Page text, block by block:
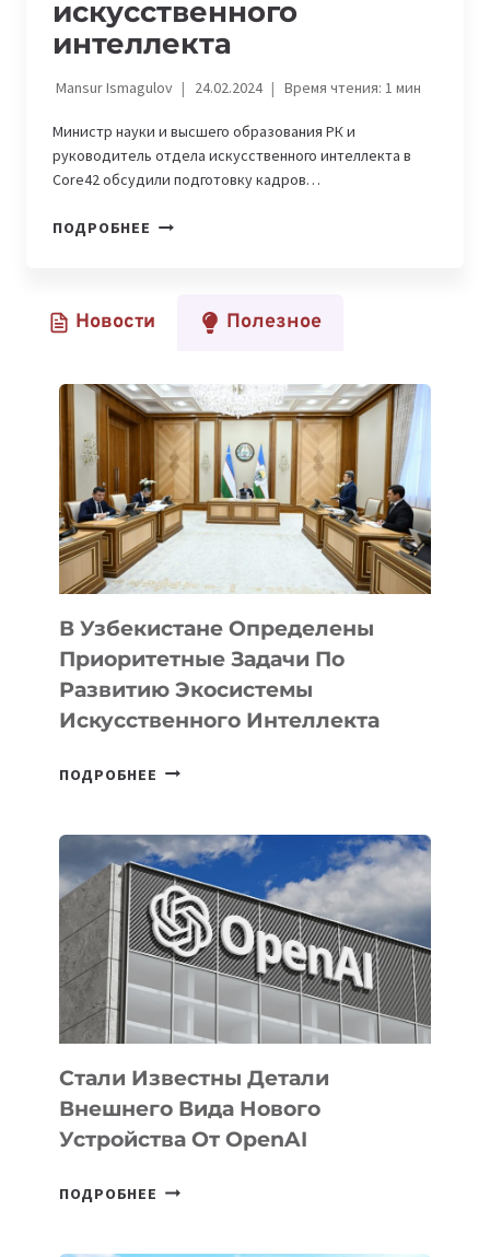
искусственного
интеллекта
Mansur Ismagulov 24.02.2024 Время чтения: 1мин
Министр науки и высшего образования РК и
руководитель отдела искусственного интеллекта в
Core42 обсудили подготовку кадров…
ПОДРОБНЕЕ KAZAKH
В
ИНТЕЛЛЕКТА
Новости Полезное
В Узбекистане Определены
Приоритетные Задачи По
Развитию Экосистемы
Искусственного Интеллекта
ПОДРОБНЕЕ
ПРИОРИТЕТНЫЕ
ЗАДАЧИ
ПО
РАЗВИТИЮ
ЭКОСИСТЕМЫ
ИСКУССТВЕННОГО
ИНТЕЛЛЕКТА
Стали Известны Детали
Внешнего Вида Нового
Устройства От OpenAI
ПОДРОБНЕЕ СТАЛИ